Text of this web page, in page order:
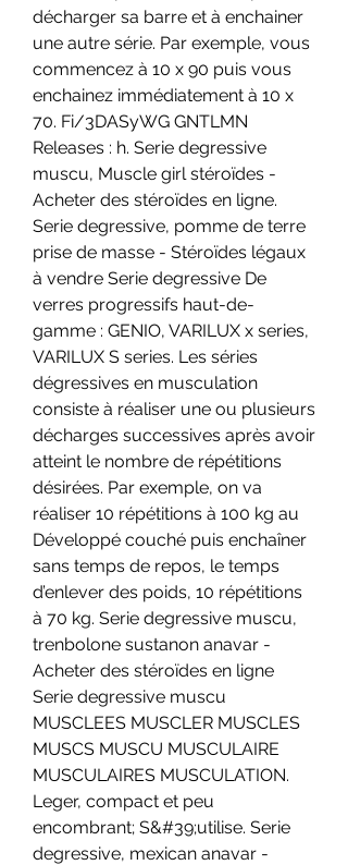
décharger sa barre et à enchainer
une autre série. Par exemple, vous
commencez à 10 x 90 puis vous
enchainez immédiatement à 10 x
70. Fi/3DASyWG GNTLMN
Releases : h. Serie degressive
muscu, Muscle girl stéroïdes -
Acheter des stéroïdes en ligne.
Serie degressive, pomme de terre
prise de masse - Stéroïdes légaux
à vendre Serie degressive De
verres progressifs haut-de-
gamme : GENIO, VARILUX x series,
VARILUX S series. Les séries
dégressives en musculation
consiste à réaliser une ou plusieurs
décharges successives après avoir
atteint le nombre de répétitions
désirées. Par exemple, on va
réaliser 10 répétitions à 100 kg au
Développé couché puis enchaîner
sans temps de repos, le temps
d’enlever des poids, 10 répétitions
à 70 kg. Serie degressive muscu,
trenbolone sustanon anavar -
Acheter des stéroïdes en ligne
Serie degressive muscu
MUSCLEES MUSCLER MUSCLES
MUSCS MUSCU MUSCULAIRE
MUSCULAIRES MUSCULATION.
Leger, compact et peu
encombrant; S&#39;utilise. Serie
degressive, mexican anavar -